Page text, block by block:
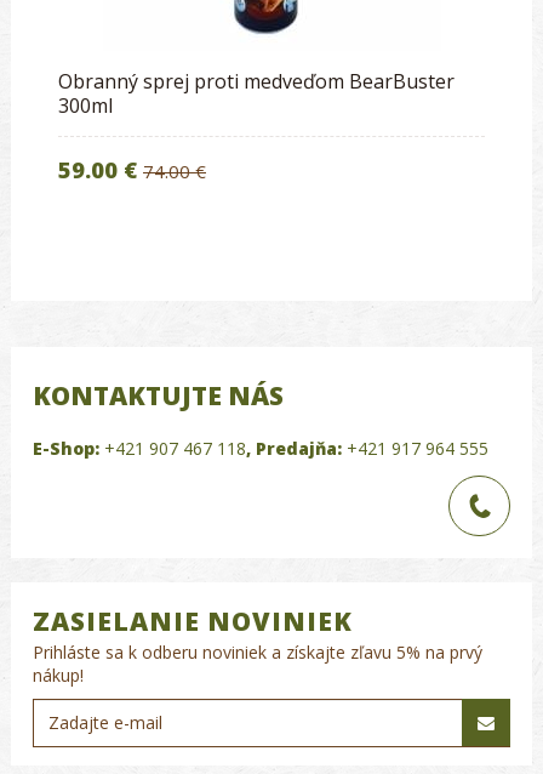
Obranný sprej proti medveďom BearBuster
300ml
59.00 € 74.00 €
KONTAKTUJTE NÁS
E-Shop: +421 907 467 118, Predajňa: +421 917 964 555
ZASIELANIE NOVINIEK
Prihláste sa k odberu noviniek a získajte zľavu 5% na prvý
nákup!